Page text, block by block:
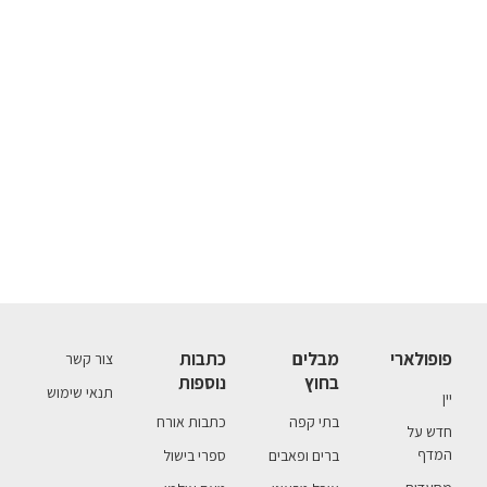
פופולארי
יין
חדש על
המדף
מבלים
בחוץ
בתי קפה
ברים ופאבים
כתבות
נוספות
כתבות אורח
ספרי בישול
צור קשר
תנאי שימוש